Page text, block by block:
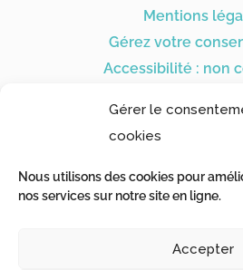
Gérer le
cookies
Nous utilisons des cookies pour
nos services sur notre site en ligne.
Accepter
Mentions
Gérez votre
Accessibilité : non
Nos